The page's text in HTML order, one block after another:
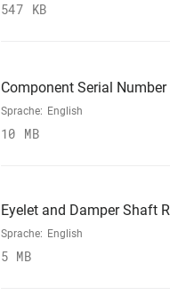
547 KB
Component Serial
Sprache: English
10 MB
Eyelet and Damper Shaft
Sprache: English
5 MB